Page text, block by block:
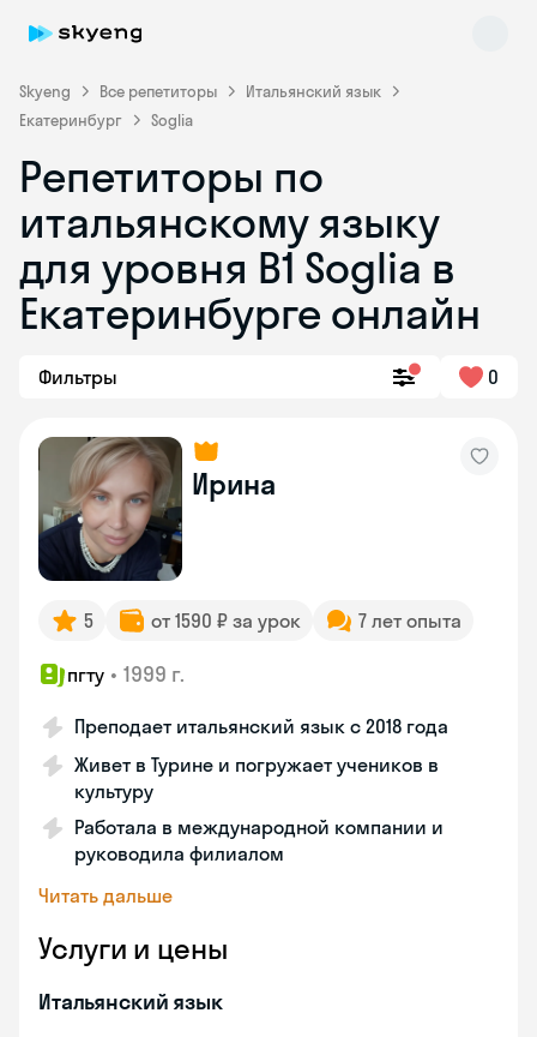
Skyeng Все репетиторы
Итальянский язык
Екатеринбург
Soglia
Репетиторы по
итальянскому языку
для уровня B1 Soglia в
Екатеринбурге онлайн
Фильтры 0
Ирина
5 от 1590 ₽ за урок 7 лет опыта
пгту • 1999 г.
Преподает итальянский язык с 2018 года
Живет в Турине и погружает учеников в
культуру
Работала в международной компании и
руководила филиалом
Читать дальше
Услуги и цены
Итальянский язык
Skyeng Chat